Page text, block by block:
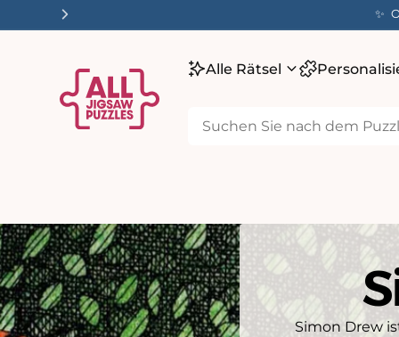
✨
Alle Rätsel
Simon Drew